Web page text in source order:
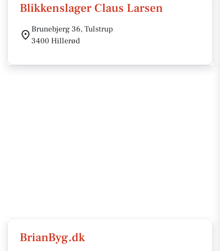
Blikkenslager Claus Larsen
Brunebjerg 36, Tulstrup
3400 Hillerød
BrianByg.dk